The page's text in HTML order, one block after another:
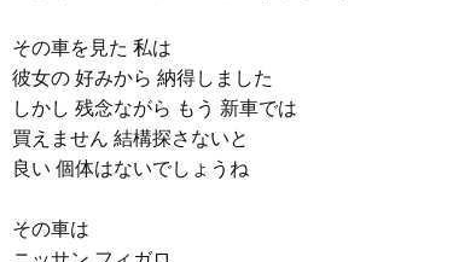
その車を見た 私は
彼女の 好みから 納得しました
しかし 残念ながら もう 新車では
買えません 結構探さないと
良い 個体はないでしょうね
その車は